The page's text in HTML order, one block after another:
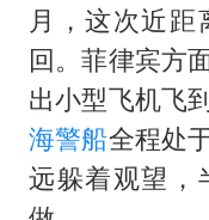
月，这次近
回。菲律宾方
出小型飞机飞
海警船全程处
远躲着观望，